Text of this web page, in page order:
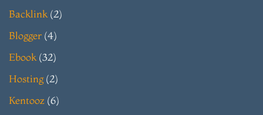
Backlink (2)
Blogger (4)
Ebook (32)
Hosting(2)
Kentooz (6)